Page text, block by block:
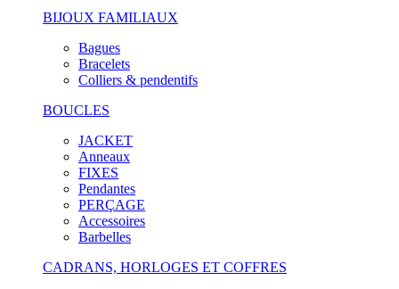
BIJOUX FAMILIAUX
Bagues
Bracelets
Colliers & pendentifs
BOUCLES
JACKET
Anneaux
FIXES
Pendantes
PERÇAGE
Accessoires
Barbelles
CADRANS, HORLOGES ET COFFRES